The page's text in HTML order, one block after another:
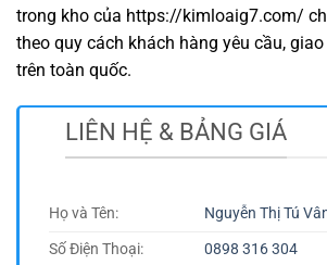
trong kho của https://kimloaig7.com/
theo quy cách khách hàng yêu cầu,
trên toàn quốc.
LIÊN HỆ & BẢNG GIÁ
Họ và Tên:
Nguyễn Thị Tú
Số Điện Thoại:
0898 316 304